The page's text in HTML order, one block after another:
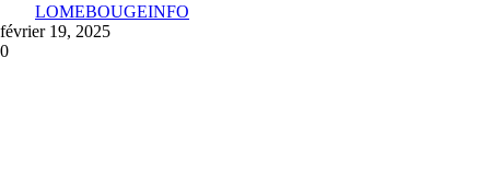
LOMEBOUGEINFO
février 19, 2025
0